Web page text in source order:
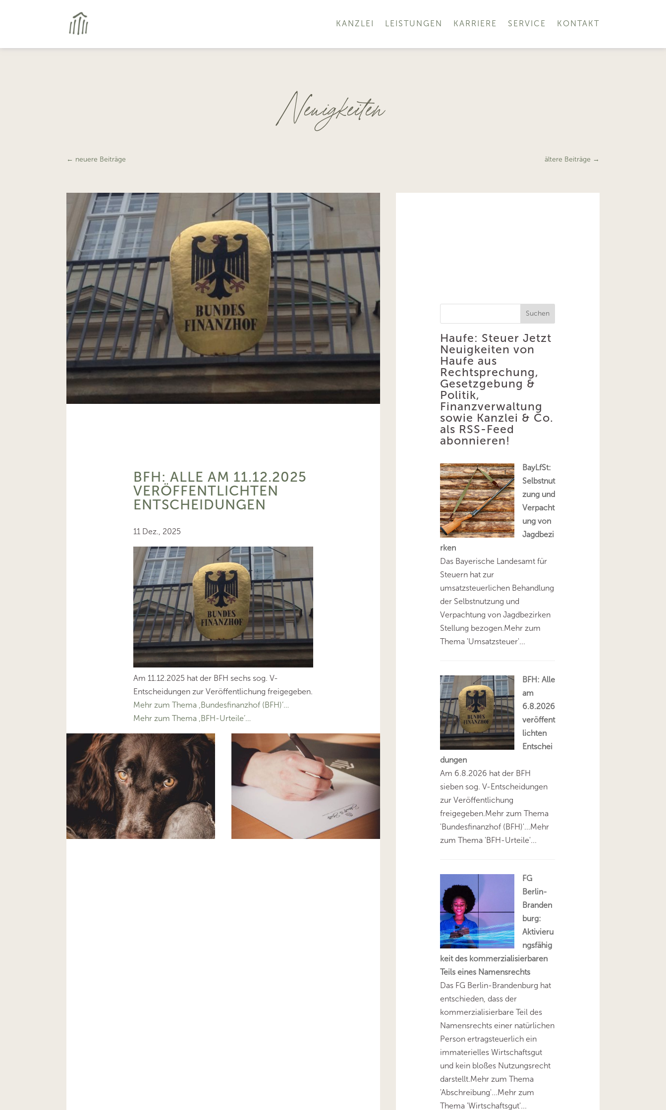
KANZLEI LEISTUNGEN KARRIERE SERVICE KONTAKT
Neuigkeiten
← neuere Beiträge ältere Beiträge →
BFH: ALLE AM 11.12.2025
VERÖFFENTLICHTEN
ENTSCHEIDUNGEN
11 Dez., 2025
Am 11.12.2025 hat der BFH sechs sog. V-
Entscheidungen zur Veröffentlichung freigegeben.
Mehr zum Thema ‚Bundesfinanzhof (BFH)’…
Mehr zum Thema ‚BFH-Urteile’…
Suchen
Haufe: Steuer Jetzt
Neuigkeiten von
Haufe aus
Rechtsprechung,
Gesetzgebung &
Politik,
Finanzverwaltung
sowie Kanzlei & Co.
als RSS-Feed
abonnieren!
BayLfSt:
Selbstnut
zung und
Verpacht
ung von
Jagdbezi
rken
Das Bayerische Landesamt für
Steuern hat zur
umsatzsteuerlichen Behandlung
der Selbstnutzung und
Verpachtung von Jagdbezirken
Stellung bezogen.Mehr zum
Thema 'Umsatzsteuer'...
BFH: Alle
am
6.8.2026
veröffent
lichten
Entschei
dungen
Am 6.8.2026 hat der BFH
sieben sog. V-Entscheidungen
zur Veröffentlichung
freigegeben.Mehr zum Thema
'Bundesfinanzhof (BFH)'...Mehr
zum Thema 'BFH-Urteile'...
FG
Berlin-
Branden
burg:
Aktivieru
ngsfähig
keit des kommerzialisierbaren
Teils eines Namensrechts
Das FG Berlin-Brandenburg hat
entschieden, dass der
kommerzialisierbare Teil des
Namensrechts einer natürlichen
Person ertragsteuerlich ein
immaterielles Wirtschaftsgut
und kein bloßes Nutzungsrecht
darstellt.Mehr zum Thema
'Abschreibung'...Mehr zum
Thema 'Wirtschaftsgut'...